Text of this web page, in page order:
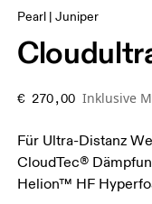
Pearl | Juniper
€ 270,00 Inklusive
Für Ultra-Distanz
CloudTec®
Helion™ HF